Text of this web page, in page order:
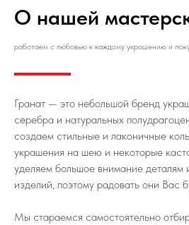
О нашей
работаем с любовью к каждому украшению и
Гранат — это небольшой бренд
серебра и натуральных
создаем стильные и лаконичные
украшения на шею и некоторые
уделяем большое внимание деталям
изделий, поэтому радовать они Вас
Мы стараемся самостоятельно